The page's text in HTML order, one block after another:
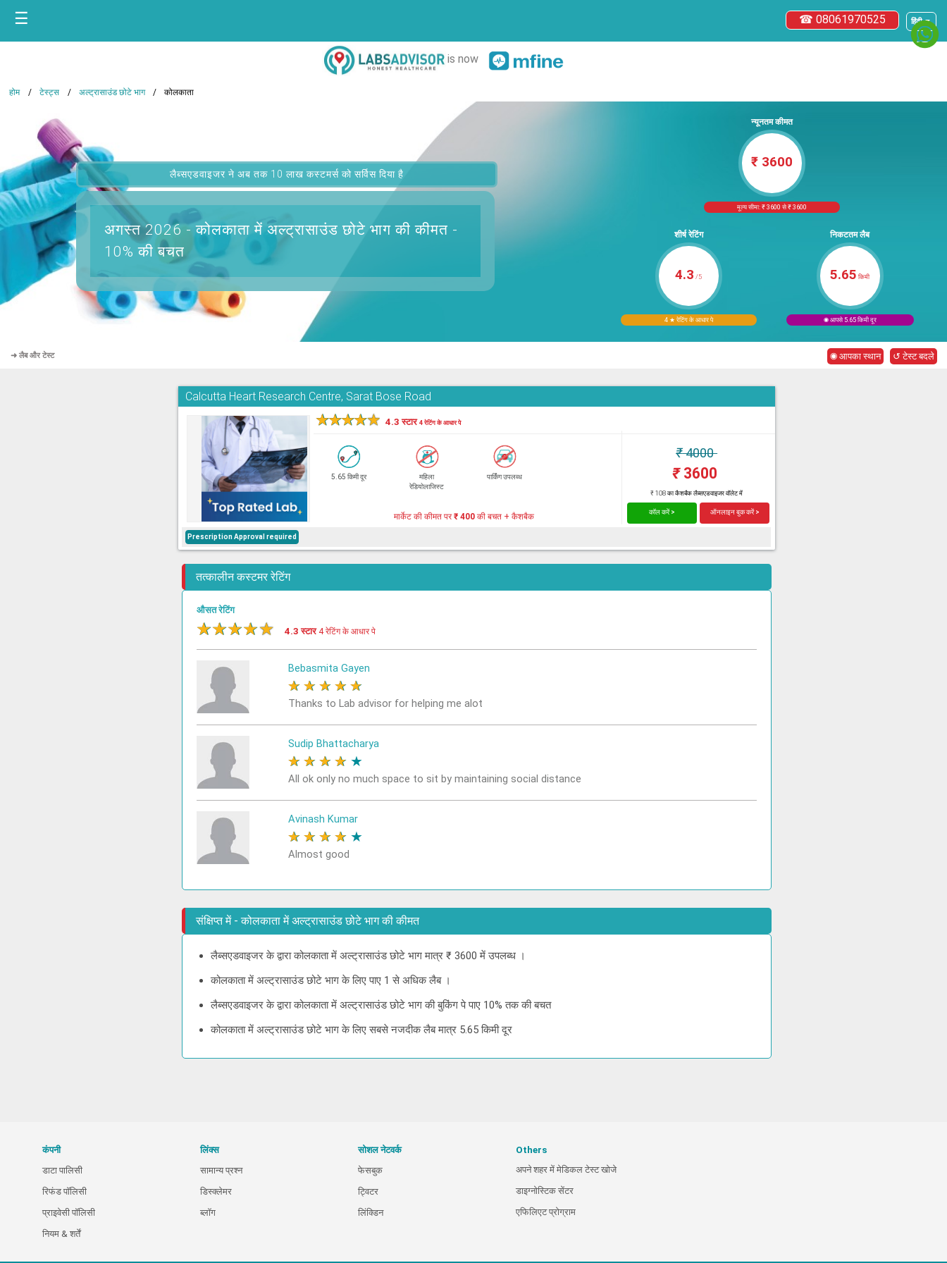
हिंदी ▼
☎ 08061970525
☰
is now
होम टेस्ट्स अल्ट्रासाउंड छोटे भाग कोलकाता
लैब्सएडवाइजर ने अब तक 10 लाख कस्टमर्स को सर्विस दिया है
अगस्त 2026 -कोलकाता में अल्ट्रासाउंड छोटे भागकी कीमत -
10% की बचत
न्यूनतम कीमत
₹ 3600
मूल्य सीमा: ₹ 3600 से ₹ 3600
शीर्ष रेटिंग
4.3 /5
4 ★ रेटिंग के आधार पे
निकटतम लैब
5.65 किमी
◉ आपसे 5.65 किमी दूर
➜ लैब और टेस्ट ◉ आपका स्थान ↺ टेस्ट बदले
Calcutta Heart Research Centre, Sarat Bose Road
★★★★★ 4.3 स्टार4 रेटिंग के आधार पे
5.65 किमी दूर
महिला
रेडियोलाजिस्ट
पार्किंग उपलब्ध
₹4000
₹3600
₹ 108 का कैशबैक लैब्सएडवाइजर वॉलेट में
मार्केट की कीमत पर₹ 400 की बचत + कैशबैक कॉल करें > ऑनलाइन बुक करें >
Prescription Approval required
तत्कालीन कस्टमर रेटिंग
औसत रेटिंग
★★★★★ 4.3 स्टार 4 रेटिंग के आधार पे
Bebasmita Gayen
★ ★ ★ ★ ★
Thanks to Lab advisor for helping me alot
Sudip Bhattacharya
★ ★ ★ ★ ★
All ok only no much space to sit by maintaining social distance
Avinash Kumar
★ ★ ★ ★ ★
Almost good
संक्षिप्त में - कोलकाता में अल्ट्रासाउंड छोटे भाग की कीमत
लैब्सएडवाइजर के द्वारा कोलकाता में अल्ट्रासाउंड छोटे भाग मात्र ₹ 3600 में उपलब्ध ।
कोलकाता में अल्ट्रासाउंड छोटे भाग के लिए पाए 1 से अधिक लैब ।
लैब्सएडवाइजर के द्वारा कोलकाता में अल्ट्रासाउंड छोटे भाग की बुकिंग पे पाए 10% तक की बचत
कोलकाता में अल्ट्रासाउंड छोटे भाग के लिए सबसे नजदीक लैब मात्र 5.65 किमी दूर
कंपनी
डाटा पालिसी
रिफंड पॉलिसी
प्राइवेसी पॉलिसी
नियम & शर्तें
लिंक्स
सामान्य प्रश्न
डिस्क्लेमर
ब्लॉग
सोशल नेटवर्क
फेसबुक
ट्विटर
लिंक्डिन
Others
अपने शहर में मेडिकल टेस्ट खोजे
डाइग्नोस्टिक सेंटर
एफिलिएट प्रोग्राम